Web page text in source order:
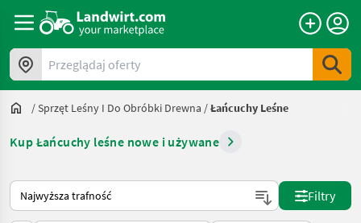
Przeglądaj oferty
/Sprzęt Leśny I Do Obróbki Drewna /Łańcuchy Leśne
Kup Łańcuchy leśne nowe i używane
Tak sortuje się na Landwirt.com
Filtry